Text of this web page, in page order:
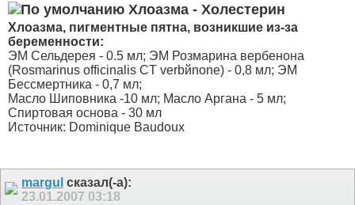
Хлоазма - Холестерин
Хлоазма, пигментные пятна, возникшие из-за
беременности:
ЭМ Сельдерея - 0.5 мл; ЭМ Розмарина вербенона
(Rosmarinus officinalis CT verbйnone) - 0,8 мл; ЭМ
Бессмертника - 0,7 мл;
Масло Шиповника -10 мл; Масло Аргана - 5 мл;
Спиртовая основа - 30 мл
Источник: Dominique Baudoux
margul сказал(-а):
23.01.2007 03:18